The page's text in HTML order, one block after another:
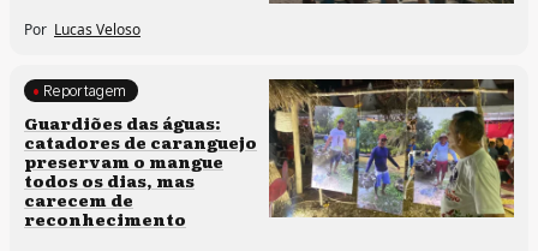
Por Lucas Veloso
Clima e cultura
Reportagem
Guardiões das águas:
catadores de caranguejo
preservam o mangue
todos os dias, mas
carecem de
reconhecimento